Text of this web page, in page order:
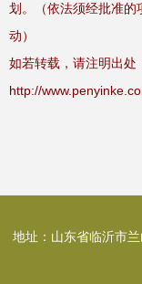
划。（依法须经批准的
动）
如若转载，请注明出处
http://
地址：山东省临沂市